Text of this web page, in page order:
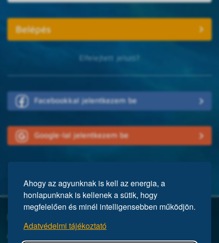
Ahogy az agyunknak is kell az energia, a
honlapunknak is kellenek a sütik, hogy
megfelelően és minél intelligensebben működjön.
Adatvédelmi tájékoztató
Elfelejtett jelszó?
Facebookkal jelentkezem be
Google-lal jelentkezem be
A Mensa egy nemzetközi egyesület, közel 150 ezer taggal a világ